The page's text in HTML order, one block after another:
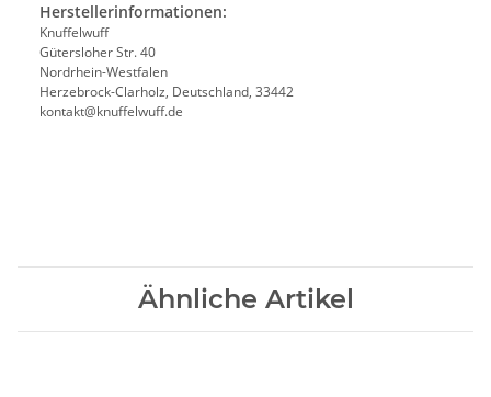
Herstellerinformationen:
Knuffelwuff
Gütersloher Str. 40
Nordrhein-Westfalen
Herzebrock-Clarholz, Deutschland, 33442
kontakt@knuffelwuff.de
Ähnliche Artikel